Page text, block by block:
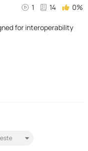
1 14 0%
for interoperability